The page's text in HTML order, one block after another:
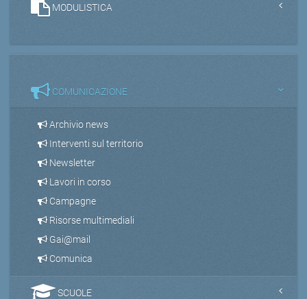
MODULISTICA
COMUNICAZIONE
Archivio news
Interventi sul territorio
Newsletter
Lavori in corso
Campagne
Risorse multimediali
Gai@mail
Comunica
SCUOLE